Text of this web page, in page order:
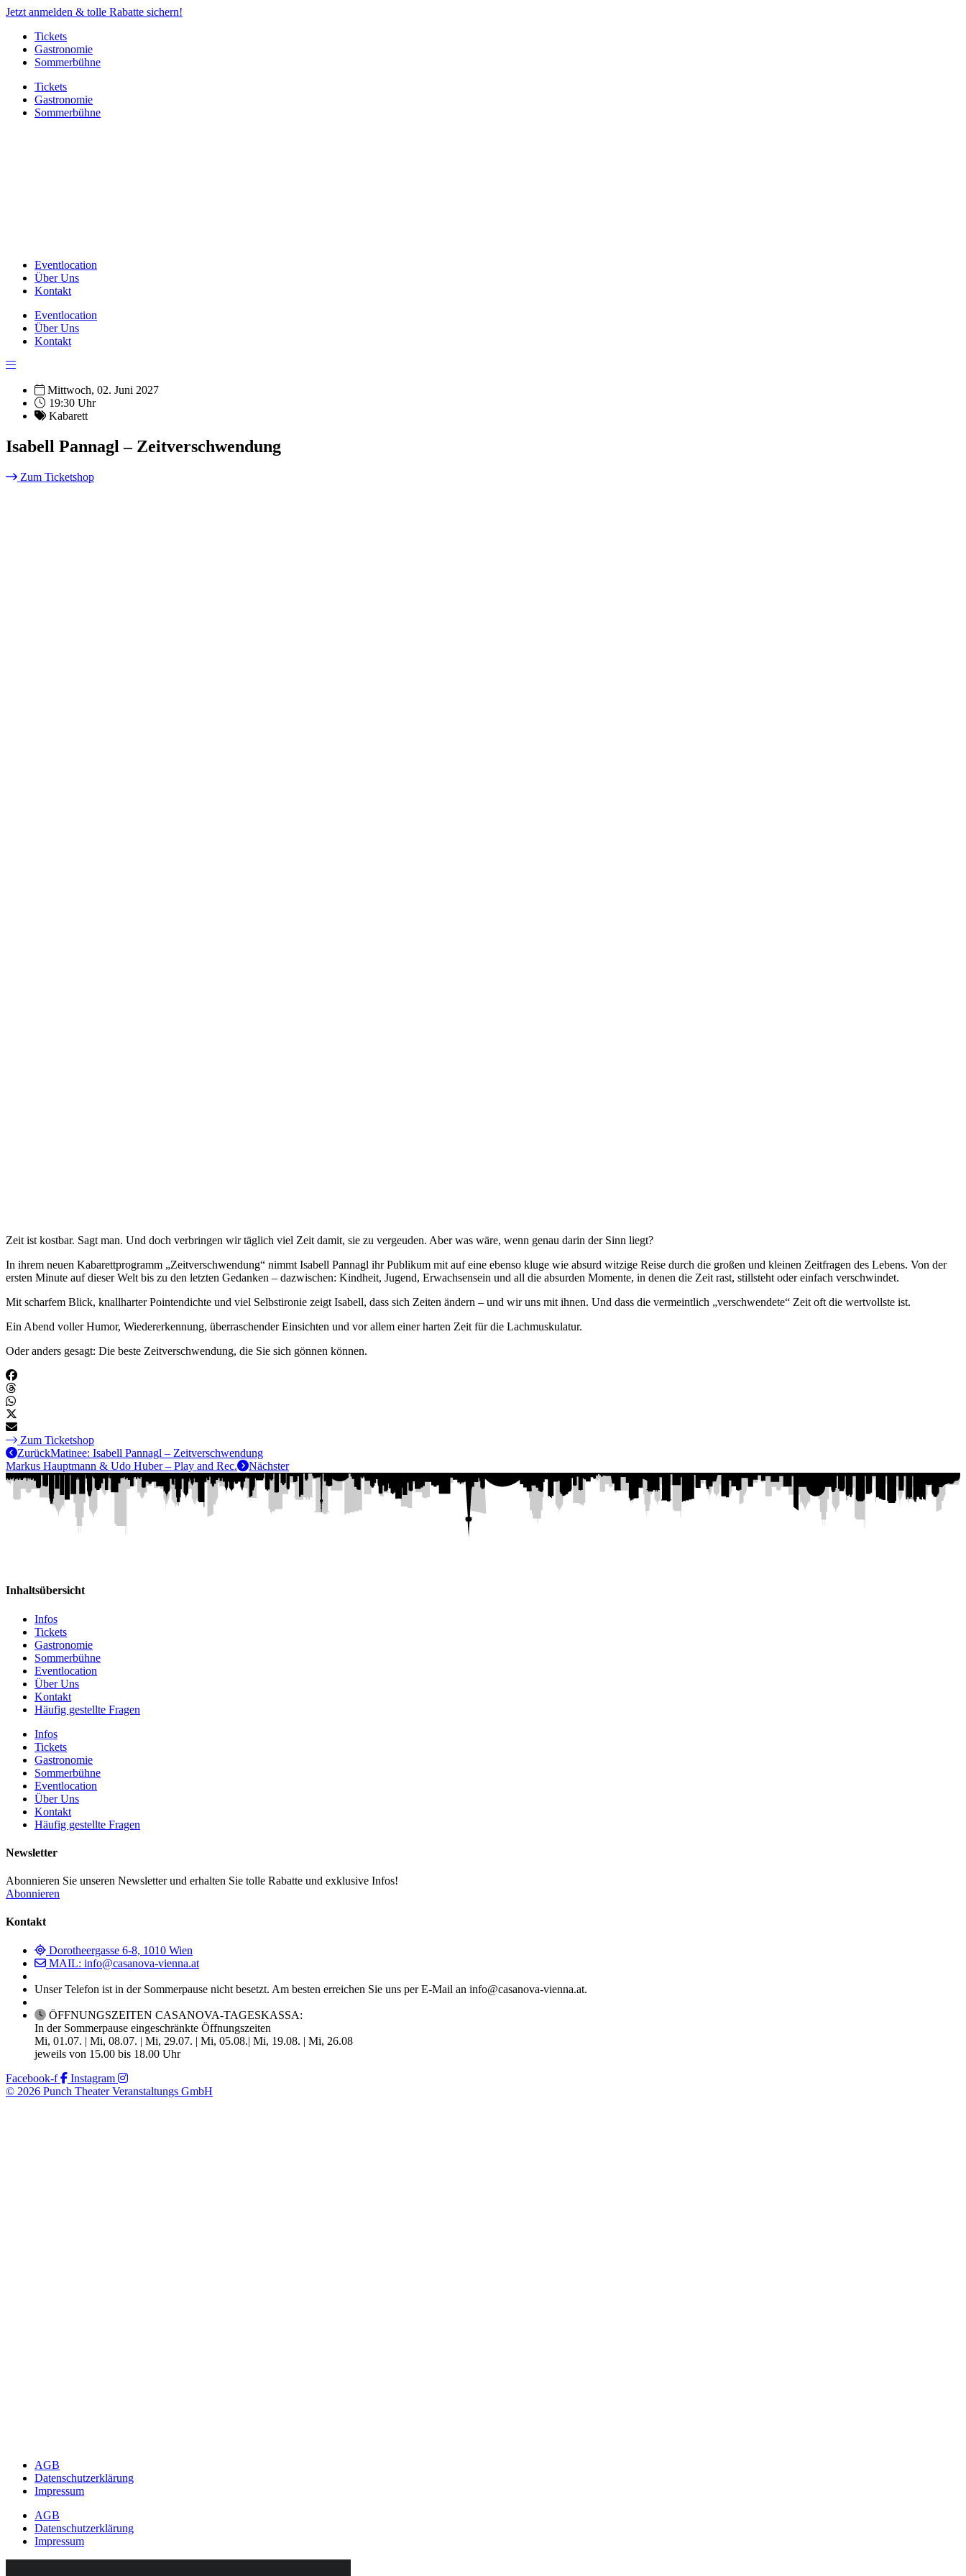
Jetzt anmelden & tolle Rabatte sichern!
Tickets
Gastronomie
Sommerbühne
Tickets
Gastronomie
Sommerbühne
Eventlocation
Über Uns
Kontakt
Eventlocation
Über Uns
Kontakt
Mittwoch, 02. Juni 2027
19:30 Uhr
Kabarett
Isabell Pannagl – Zeitverschwendung
Zum Ticketshop
Zeit ist kostbar. Sagt man. Und doch verbringen wir täglich viel Zeit damit, sie zu vergeuden. Aber was wäre, wenn genau darin der Sinn liegt?
In ihrem neuen Kabarettprogramm „Zeitverschwendung“ nimmt Isabell Pannagl ihr Publikum mit auf eine ebenso kluge wie absurd witzige Reise durch die großen und kleinen Zeitfragen des Lebens. Von der
ersten Minute auf dieser Welt bis zu den letzten Gedanken – dazwischen: Kindheit, Jugend, Erwachsensein und all die absurden Momente, in denen die Zeit rast, stillsteht oder einfach verschwindet.
Mit scharfem Blick, knallharter Pointendichte und viel Selbstironie zeigt Isabell, dass sich Zeiten ändern – und wir uns mit ihnen. Und dass die vermeintlich „verschwendete“ Zeit oft die wertvollste ist.
Ein Abend voller Humor, Wiedererkennung, überraschender Einsichten und vor allem einer harten Zeit für die Lachmuskulatur.
Oder anders gesagt: Die beste Zeitverschwendung, die Sie sich gönnen können.
Zum Ticketshop
ZurückMatinee: Isabell Pannagl – Zeitverschwendung
Markus Hauptmann & Udo Huber – Play and Rec.
Nächster
Inhaltsübersicht
Infos
Tickets
Gastronomie
Sommerbühne
Eventlocation
Über Uns
Kontakt
Häufig gestellte Fragen
Infos
Tickets
Gastronomie
Sommerbühne
Eventlocation
Über Uns
Kontakt
Häufig gestellte Fragen
Newsletter
Abonnieren Sie unseren Newsletter und erhalten Sie tolle Rabatte und exklusive Infos!
Abonnieren
Kontakt
Dorotheergasse 6-8, 1010 Wien
MAIL: info@casanova-vienna.at
Unser Telefon ist in der Sommerpause nicht besetzt. Am besten erreichen Sie uns per E-Mail an info@casanova-vienna.at.
ÖFFNUNGSZEITEN CASANOVA-TAGESKASSA:
In der Sommerpause eingeschränkte Öffnungszeiten
Mi, 01.07. | Mi, 08.07. | Mi, 29.07. | Mi, 05.08.| Mi, 19.08. | Mi, 26.08
jeweils von 15.00 bis 18.00 Uhr
Facebook-f
Instagram
© 2026 Punch Theater Veranstaltungs GmbH
AGB
Datenschutzerklärung
Impressum
AGB
Datenschutzerklärung
Impressum